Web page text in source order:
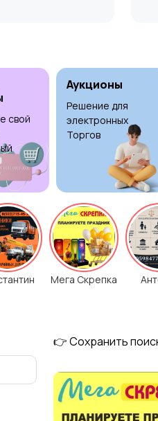
питания23
свой
Аукционы
Решение для
электронных
Торгов
Мега Скрепка
👉 Сохранить